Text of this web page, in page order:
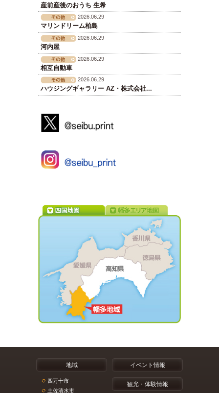
産前産後のおうち 生希
2026.06.29
マリンドリーム柏島
2026.06.29
河内屋
2026.06.29
相互自動車
2026.06.29
ハウジングギャラリー AZ・株式会社...
地域
四万十市
土佐清水市
イベント情報
観光・体験情報